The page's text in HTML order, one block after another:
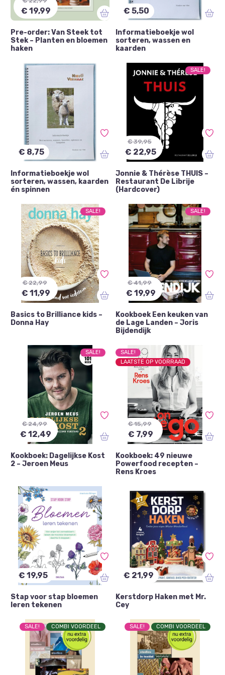
€ 19,99
Pre-order: Van Steek tot
Stek – Planten en bloemen
haken
€ 5,50
Informatieboekje wol
sorteren, wassen en
kaarden
€ 8,75
Informatieboekje wol
sorteren, wassen, kaarden
én spinnen
SALE!
€ 39,95
€ 22,95
Jonnie & Thérèse THUIS –
Restaurant De Librije
(Hardcover)
SALE!
€ 22,99
€ 11,99
Basics to Brilliance kids –
Donna Hay
SALE!
€ 41,99
€ 19,99
Kookboek Een keuken van
de Lage Landen – Joris
Bijdendijk
SALE!
€ 24,99
€ 12,49
Kookboek: Dagelijkse Kost
2 – Jeroen Meus
SALE!
LAATSTE OP VOORRAAD
€ 15,99
€ 7,99
Kookboek: 49 nieuwe
Powerfood recepten –
Rens Kroes
€ 19,95
Stap voor stap bloemen
leren tekenen
€ 21,99
Kerstdorp Haken met Mr.
Cey
SALE! COMBI VOORDEEL SALE! COMBI VOORDEEL